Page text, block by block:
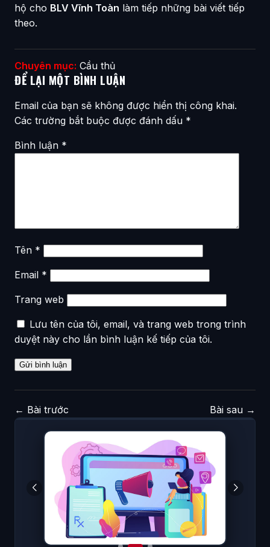
hộ cho BLV Vĩnh Toàn làm tiếp những bài viết tiếp
theo.
Chuyên mục: Cầu thủ
ĐỂ LẠI MỘT BÌNH LUẬN
Email của bạn sẽ không được hiển thị công khai.
Các trường bắt buộc được đánh dấu *
Bình luận *
Tên *
Email *
Trang web
Lưu tên của tôi, email, và trang web trong trình
duyệt này cho lần bình luận kế tiếp của tôi.
← Bài trước Bài sau →